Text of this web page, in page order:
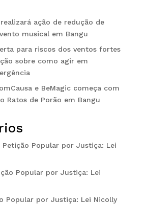
realizará ação de redução de
musical em Bangu
para riscos dos ventos fortes
sobre como agir em
e BeMagic começa com
Ratos de Porão em Bangu
Petição Popular por Justiça: Lei
Popular por Justiça: Lei
Popular por Justiça: Lei Nicolly